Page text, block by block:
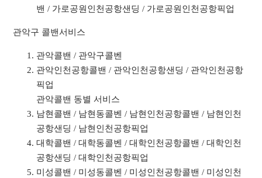
밴 / 가로공원인천공항샌딩 / 가로공원인천공항픽업
관악구 콜밴서비스
관악콜밴 / 관악구콜벤
관악인천공항콜밴 / 관악인천공항샌딩 / 관악인천공항
픽업
관악콜밴 동별 서비스
남현콜밴 / 남현동콜벤 / 남현인천공항콜밴 / 남현인천
공항샌딩 / 남현인천공항픽업
대학콜밴 / 대학동콜벤 / 대학인천공항콜밴 / 대학인천
공항샌딩 / 대학인천공항픽업
미성콜밴 / 미성동콜벤 / 미성인천공항콜밴 / 미성인천